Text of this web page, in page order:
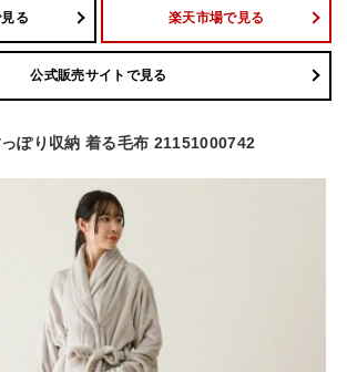
る 楽天市場で見る
公式販売サイトで見る
ぽり収納 着る毛布 21151000742